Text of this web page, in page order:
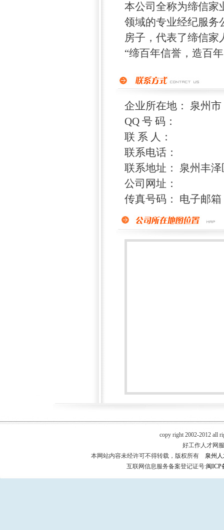
本公司全称为缔信家
领域的专业经纪服务
房子，代表了缔信家
“缔百年信誉，造百
企业所在地： 泉州市
QQ 号 码：
联 系 人：
联系电话：
联系地址： 泉州丰
公司网址：
传真号码： 电子邮箱
copy right 2002-2012 all
好工作人才网
本网站内容未经许可不得转载，版权所有
泉州
互联网信息服务备案登记证号:闽ICP